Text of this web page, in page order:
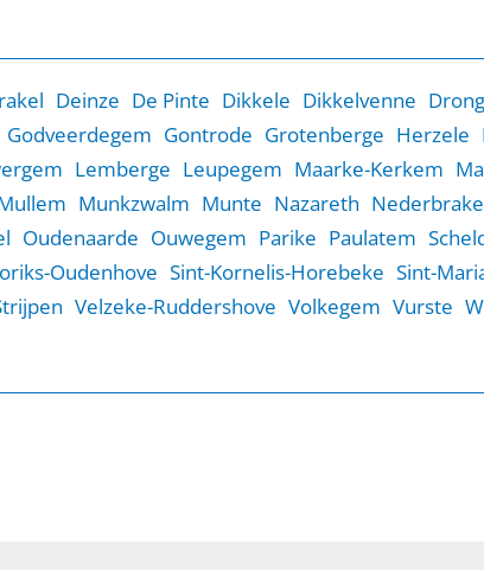
Deinze De Pinte Dikkele Dikkelvenne
Godveerdegem Gontrode Grotenberge Herzele
Lemberge Leupegem Maarke-Kerkem
Munkzwalm Munte Nazareth
Oudenaarde Ouwegem Parike Paulatem
Oudenhove Sint-Kornelis-Horebeke Sint-
Velzeke-Ruddershove Volkegem Vurste